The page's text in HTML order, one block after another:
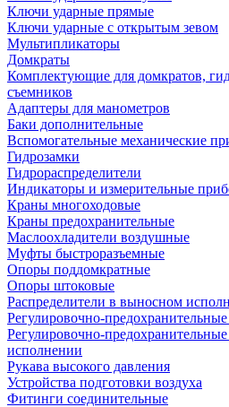
Ключи ударные прямые
Ключи ударные с открытым зевом
Мультипликаторы
Домкраты
Комплектующие для домкратов,
съемников
Адаптеры для манометров
Баки дополнительные
Вспомогательные механические
Гидрозамки
Гидрораспределители
Индикаторы и измерительные
Краны многоходовые
Краны предохранительные
Маслоохладители воздушные
Муфты быстроразъемные
Опоры поддомкратные
Опоры штоковые
Распределители в выносном
Регулировочно-
Регулировочно-
исполнении
Рукава высокого давления
Устройства подготовки воздуха
Фитинги соединительные